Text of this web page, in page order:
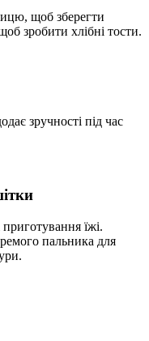
щоб зберегти
зробити хлібні тости.
зручності під час
їжі.
пальника для